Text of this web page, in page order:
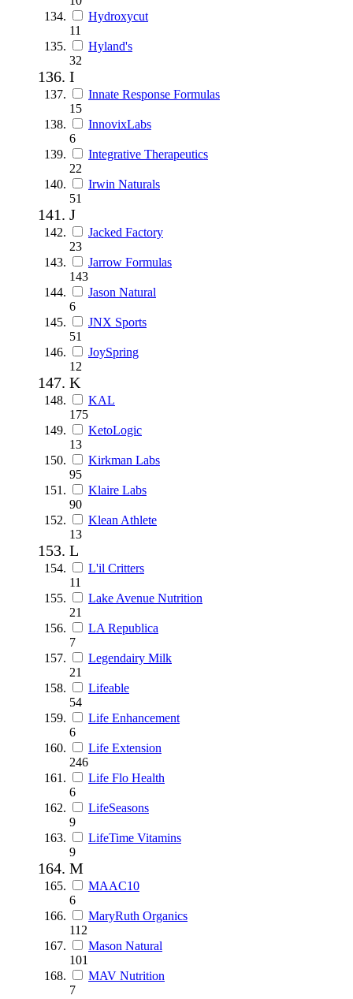
Hydroxycut
11
Hyland's
32
I
Innate Response Formulas
15
InnovixLabs
6
Integrative Therapeutics
22
Irwin Naturals
51
J
Jacked Factory
23
Jarrow Formulas
143
Jason Natural
6
JNX Sports
51
JoySpring
12
K
KAL
175
KetoLogic
13
Kirkman Labs
95
Klaire Labs
90
Klean Athlete
13
L
L'il Critters
11
Lake Avenue Nutrition
21
LA Republica
7
Legendairy Milk
21
Lifeable
54
Life Enhancement
6
Life Extension
246
Life Flo Health
6
LifeSeasons
9
LifeTime Vitamins
9
M
MAAC10
6
MaryRuth Organics
112
Mason Natural
101
MAV Nutrition
7